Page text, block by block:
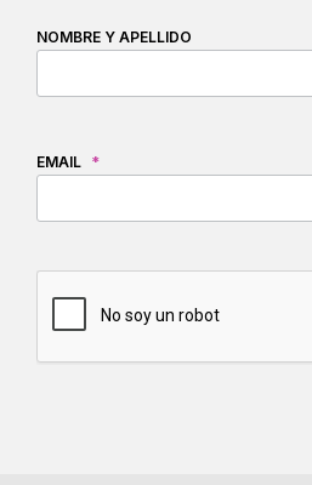
NOMBRE Y APELLIDO
EMAIL *